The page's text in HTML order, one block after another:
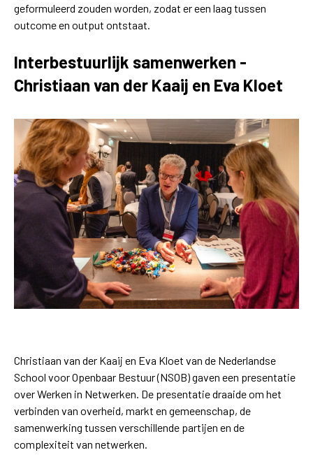
geformuleerd zouden worden, zodat er een laag tussen
outcome en output ontstaat.
Interbestuurlijk samenwerken -
Christiaan van der Kaaij en Eva Kloet
Christiaan van der Kaaij en Eva Kloet van de Nederlandse
School voor Openbaar Bestuur (NSOB) gaven een presentatie
over Werken in Netwerken. De presentatie draaide om het
verbinden van overheid, markt en gemeenschap, de
samenwerking tussen verschillende partijen en de
complexiteit van netwerken.